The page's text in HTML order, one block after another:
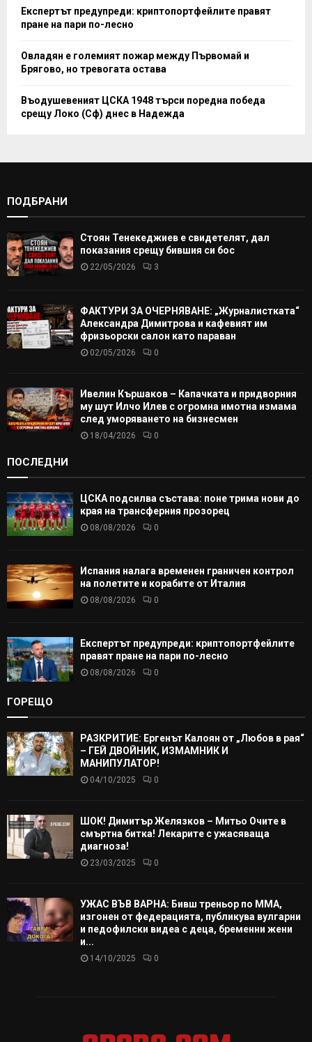
Експертът предупреди: криптопортфейлите правят
пране на пари по-лесно
Овладян е големият пожар между Първомай и
Брягово, но тревогата остава
Въодушевеният ЦСКА 1948 търси поредна победа
срещу Локо (Сф) днес в Надежда
ПОДБРАНИ
Стоян Тенекеджиев е свидетелят, дал
показания срещу бившия си бос
22/05/2026 3
ФАКТУРИ ЗА ОЧЕРНЯВАНЕ: „Журналистката“
Александра Димитрова и кафевият им
фризьорски салон като параван
02/05/2026 0
Ивелин Кършаков – Капачката и придворния
му шут Илчо Илев с огромна имотна измама
след уморяването на бизнесмен
18/04/2026 0
ПОСЛЕДНИ
ЦСКА подсилва състава: поне трима нови до
края на трансферния прозорец
08/08/2026 0
Испания налага временен граничен контрол
на полетите и корабите от Италия
08/08/2026 0
Експертът предупреди: криптопортфейлите
правят пране на пари по-лесно
08/08/2026 0
ГОРЕЩО
РАЗКРИТИЕ: Ергенът Калоян от „Любов в рая“
– ГЕЙ ДВОЙНИК, ИЗМАМНИК И
МАНИПУЛАТОР!
04/10/2025 0
ШОК! Димитър Желязков – Митьо Очите в
смъртна битка! Лекарите с ужасяваща
диагноза!
23/03/2025 0
УЖАС ВЪВ ВАРНА: Бивш треньор по ММА,
изгонен от федерацията, публикува вулгарни
и педофилски видеа с деца, бременни жени
и...
14/10/2025 0